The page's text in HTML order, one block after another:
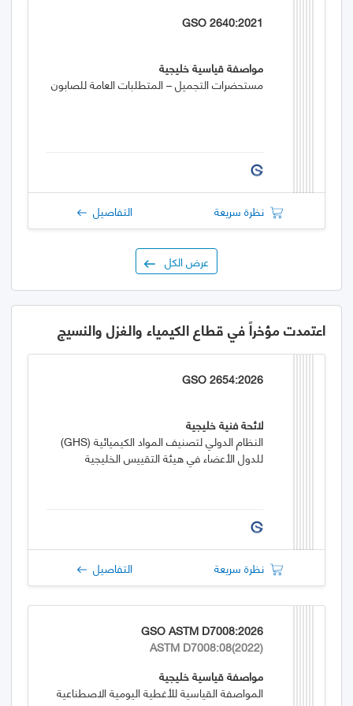
GSO 2640:2021
مواصفة قياسية خليجية
مستحضرات التجميل – المتطلبات العامة للصابون
نظرة سريعة التفاصيل
عرض الكل
اعتمدت مؤخراً في قطاع الكيمياء والغزل والنسيج
GSO 2654:2026
لائحة فنية خليجية
النظام الدولي لتصنيف المواد الكيميائية (GHS)
للدول الأعضاء في هيئة التقييس الخليجية
نظرة سريعة التفاصيل
GSO ASTM D7008:2026
ASTM D7008:08(2022)
مواصفة قياسية خليجية
المواصفة القياسية للأغطية اليومية الاصطناعية